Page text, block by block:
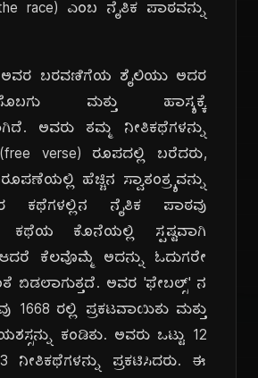
race) ಎಂಬ ನೈತಿಕ ಪಾಠವನ್ನು
ಅವರ ಬರವಣಿಗೆಯ ಶೈಲಿಯು ಅದರ
ಮತ್ತು ಹಾಸ್ಯಕ್ಕೆ
ಅವರು ತಮ್ಮ ನೀತಿಕಥೆಗಳನ್ನು
verse) ರೂಪದಲ್ಲಿ ಬರೆದರು,
ಹೆಚ್ಚಿನ ಸ್ವಾತಂತ್ರ್ಯವನ್ನು
ಕಥೆಗಳಲ್ಲಿನ ನೈತಿಕ ಪಾಠವು
ಕಥೆಯ ಕೊನೆಯಲ್ಲಿ ಸ್ಪಷ್ಟವಾಗಿ
ಆದರೆ ಕೆಲವೊಮ್ಮೆ ಅದನ್ನು ಓದುಗರೇ
ಬಿಡಲಾಗುತ್ತದೆ. ಅವರ 'ಫೇಬಲ್ಸ್' ನ
1668 ರಲ್ಲಿ ಪ್ರಕಟವಾಯಿತು ಮತ್ತು
ಕಂಡಿತು. ಅವರು ಒಟ್ಟು 12
ನೀತಿಕಥೆಗಳನ್ನು ಪ್ರಕಟಿಸಿದರು. ಈ